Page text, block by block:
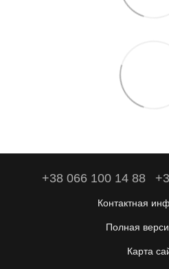
+38 066 100 14 88
Контактная
Полная
Карта